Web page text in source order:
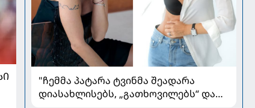
"ჩემმა პატარა ტვინმა შეადარა
დიასახლისებს, „გათხოვილებს“ და